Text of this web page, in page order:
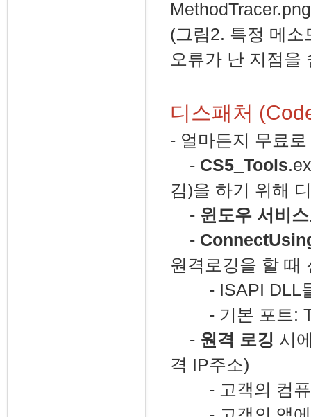
(그림2. 특정 메
오류가 난 지점을
디스패처
- 얼마든지 무료
- CS5_Tools
김)을 하기 위해
- 윈도우 서비
-
원격로깅을 할 때
- ISAPI DLL들
- 기본 포트:
- 원격 로깅 시
격 IP주소)
- 고객의 컴퓨